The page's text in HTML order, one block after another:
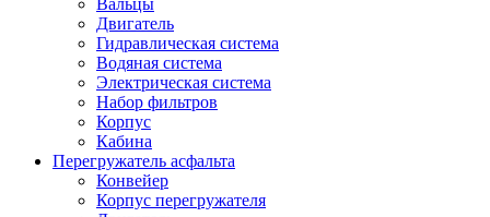
Вальцы
Двигатель
Гидравлическая система
Водяная система
Электрическая система
Набор фильтров
Корпус
Кабина
Перегружатель асфальта
Конвейер
Корпус перегружателя